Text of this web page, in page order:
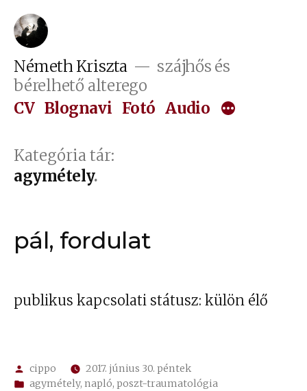
Tartalomhoz
Németh Kriszta
szájhős és
bérelhető alterego
CV Blognavi Fotó Audio
Kategória tár:
agymétely
pál, fordulat
publikus kapcsolati státusz: külön élő
Szerző:
cippo
2017. június 30. péntek
Kategória:
agymétely,napló,poszt-traumatológia